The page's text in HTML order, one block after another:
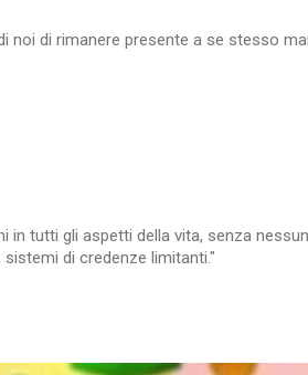
di rimanere presente a se stesso
tutti gli aspetti della vita, senza
di credenze limitanti."